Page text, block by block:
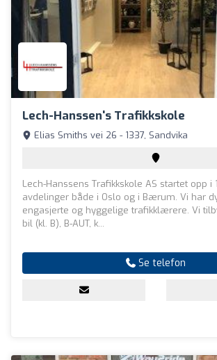
Lech-Hanssen's Trafikkskole
Elias Smiths vei 26 - 1337, Sandvika
​Lech-Hanssens Trafikkskole AS startet opp i
avdelinger både i Oslo og i Bærum. Vi har
engasjerte og hyggelige trafikklærere. Vi
bil (kl. B), B-AUT, k...
Se telefon